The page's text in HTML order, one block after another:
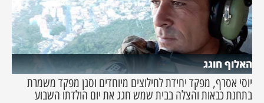
האלוף חוגג
יוסי אסרף, מפקד יחידת לחילוצים מיוחדים וסגן מפקד משמרת
בתחנת כבאות והצלה בבית שמש חגג את יום הולדתו השבוע